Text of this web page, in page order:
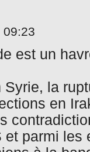
09:23
est un
la
en
parmi les